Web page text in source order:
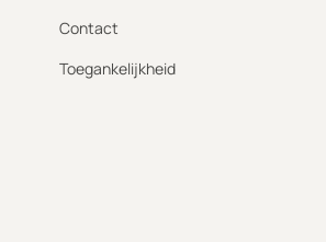
Contact
Toegankelijkheid